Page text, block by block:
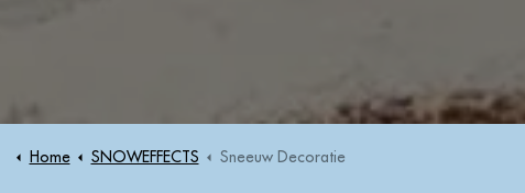
Home SNOWEFFECTS Sneeuw Decoratie